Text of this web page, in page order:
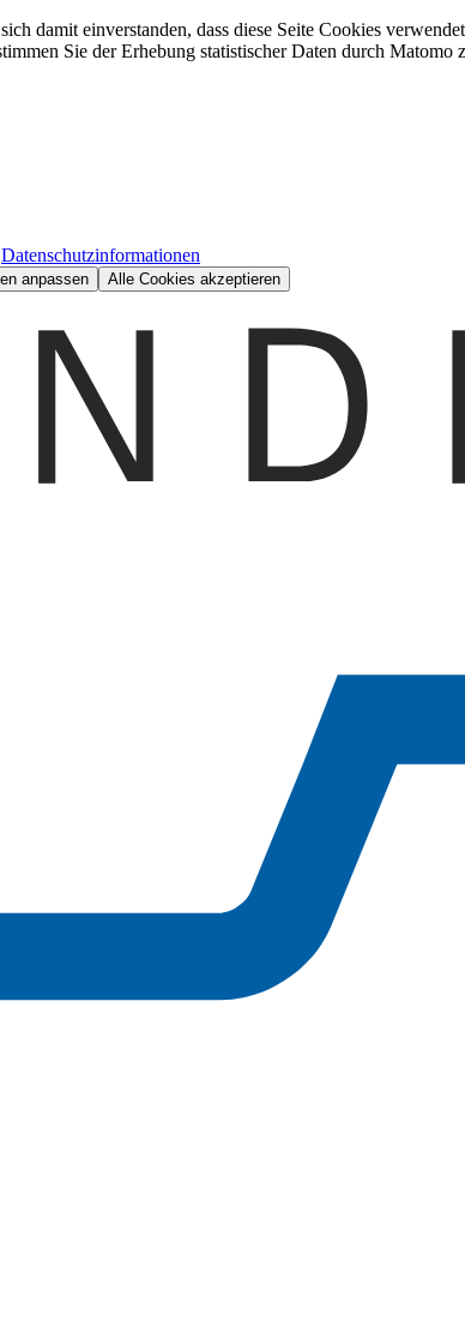
damit einverstanden, dass diese Seite Cookies
Sie der Erhebung statistischer Daten durch
Datenschutzinformationen
anpassen Alle Cookies akzeptieren